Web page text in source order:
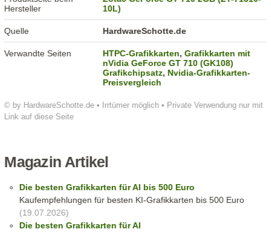
© by HardwareSchotte.de • Irrtümer möglich • Private Verwendung nur mit
Link auf diese Seite
Hersteller
10L)
Quelle HardwareSchotte.de
Verwandte Seiten HTPC-Grafikkarten,Grafikkarten mit
nVidia GeForce GT 710 (GK108)
Grafikchipsatz,Nvidia-Grafikkarten-
Preisvergleich
Magazin Artikel
Die besten Grafikkarten für AI bis 500 Euro
Kaufempfehlungen für besten KI-Grafikkarten bis 500 Euro
(19.07.2026)
Die besten Grafikkarten für AI